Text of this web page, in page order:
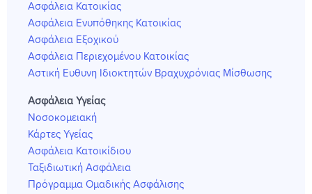
Ασφάλεια Κατοικίας
Ασφάλεια Ενυπόθηκης Κατοικίας
Ασφάλεια Εξοχικού
Ασφάλεια Περιεχομένου Κατοικίας
Αστική Ευθυνη Ιδιοκτητών Βραχυχρόνιας Μίσθωσης
Ασφάλεια Υγείας
Νοσοκομειακή
Κάρτες Υγείας
Ασφάλεια Κατοικίδιου
Ταξιδιωτική Ασφάλεια
Πρόγραμμα Ομαδικής Ασφάλισης